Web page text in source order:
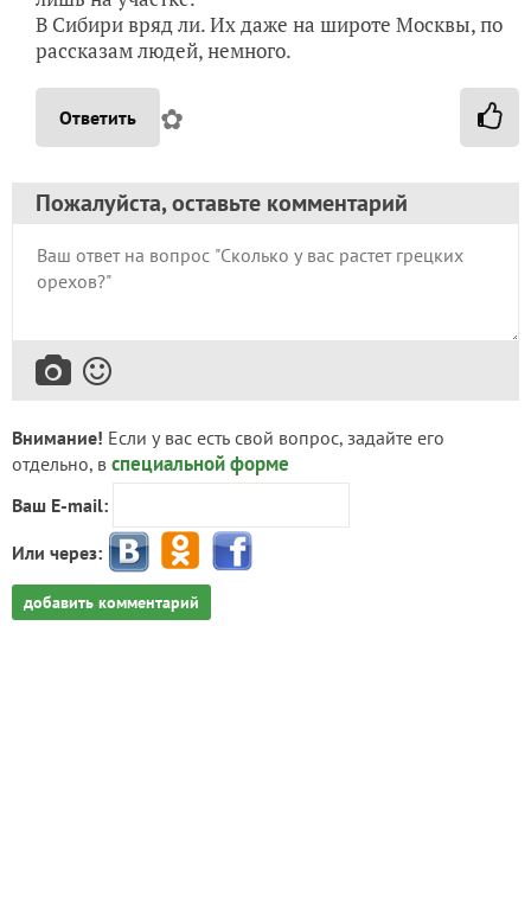
В Сибири вряд ли. Их даже на широте Москвы, по
рассказам людей, немного.
Ответить ✿
Пожалуйста, оставьте комментарий
Внимание! Если у вас есть свой вопрос, задайте его
отдельно, в специальной форме
Ваш E-mail:
Или через:
добавить комментарий